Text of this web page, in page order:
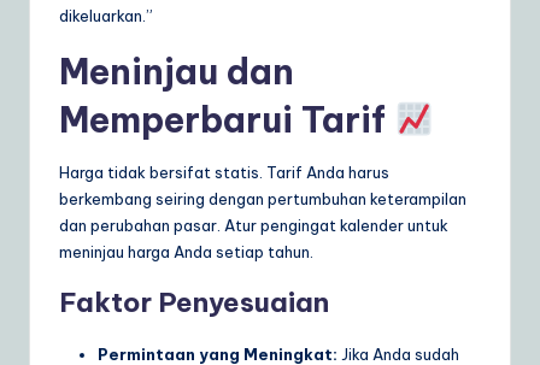
dikeluarkan.”
Meninjau dan
Memperbarui Tarif
Harga tidak bersifat statis. Tarif Anda harus
berkembang seiring dengan pertumbuhan keterampilan
dan perubahan pasar. Atur pengingat kalender untuk
meninjau harga Anda setiap tahun.
Faktor Penyesuaian
Permintaan yang Meningkat: Jika Anda sudah